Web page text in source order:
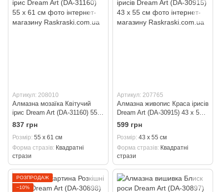
Артикул: 208010
Алмазна мозаїка Квітучий
ірис Dream Art (DA-31160) 55 x
61 см
837 грн
Розмір 55 x 61 см
Форма стразів Квадратні
стрази
Артикул: 207765
Алмазна живопис Краса ірисів
Dream Art (DA-30915) 43 x 55
см
599 грн
Розмір 43 x 55 см
Форма стразів Квадратні
стрази
РОЗПРОДАЖ
−10%